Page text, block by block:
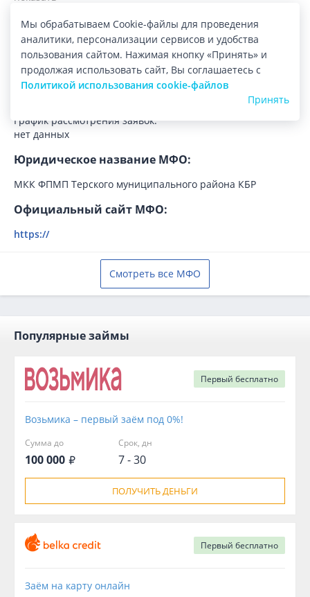
Регистрация:
Лицензия:
40-14-037-83-005287 от 20.06.2014
Регистрационный номер:
График рассмотрения заявок:
нет данных
Юридическое название МФО:
МКК ФПМП Терского муниципального района КБР
Официальный сайт МФО:
https://
Смотреть все МФО
Популярные займы
Первый бесплатно
Возьмика – первый заём под 0%!
Сумма до
100 000
Срок, дн
7 - 30
ПОЛУЧИТЬ ДЕНЬГИ
Первый бесплатно
Заём на карту онлайн
Мы обрабатываем Cookie-файлы для проведения
аналитики, персонализации сервисов и удобства
пользования сайтом. Нажимая кнопку «Принять» и
продолжая использовать сайт, Вы соглашаетесь с
Политикой использования cookie-файлов
Принять